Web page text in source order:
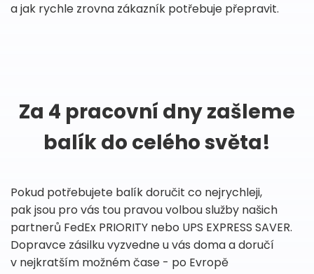
a jak rychle zrovna zákazník potřebuje přepravit.
Za 4 pracovní dny zašleme
balík do celého světa!
Pokud potřebujete balík doručit co nejrychleji,
pak jsou pro vás tou pravou volbou služby našich
partnerů FedEx PRIORITY nebo UPS EXPRESS SAVER.
Dopravce zásilku vyzvedne u vás doma a doručí
v nejkratším možném čase - po Evropě